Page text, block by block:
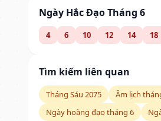
Ngày Hắc Đạo Tháng 6
4 6 10 12 14 18
Tìm kiếm liên quan
Tháng Sáu 2075 Âm lịch
Ngày hoàng đạo tháng 6